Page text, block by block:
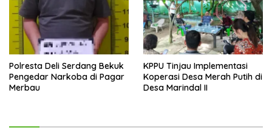
Polresta Deli Serdang Bekuk
Pengedar Narkoba di Pagar
Merbau
KPPU Tinjau Implementasi
Koperasi Desa Merah Putih di
Desa Marindal II